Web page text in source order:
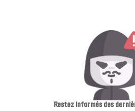
Restez informés des